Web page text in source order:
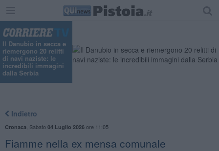
Il Danubio in secca e
riemergono 20 relitti
di navi naziste: le
incredibili immagini
dalla Serbia
Indietro
Cronaca Sabato 04 Luglio 2026ore 11:05
Fiamme nella ex mensa comunale